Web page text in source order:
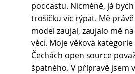
podcastu. Nicméně, já
trošičku víc rýpat. Mě
model zaujal, zaujalo mě
věcí. Moje věková
Čechách open source
špatného. V přípravě jsem